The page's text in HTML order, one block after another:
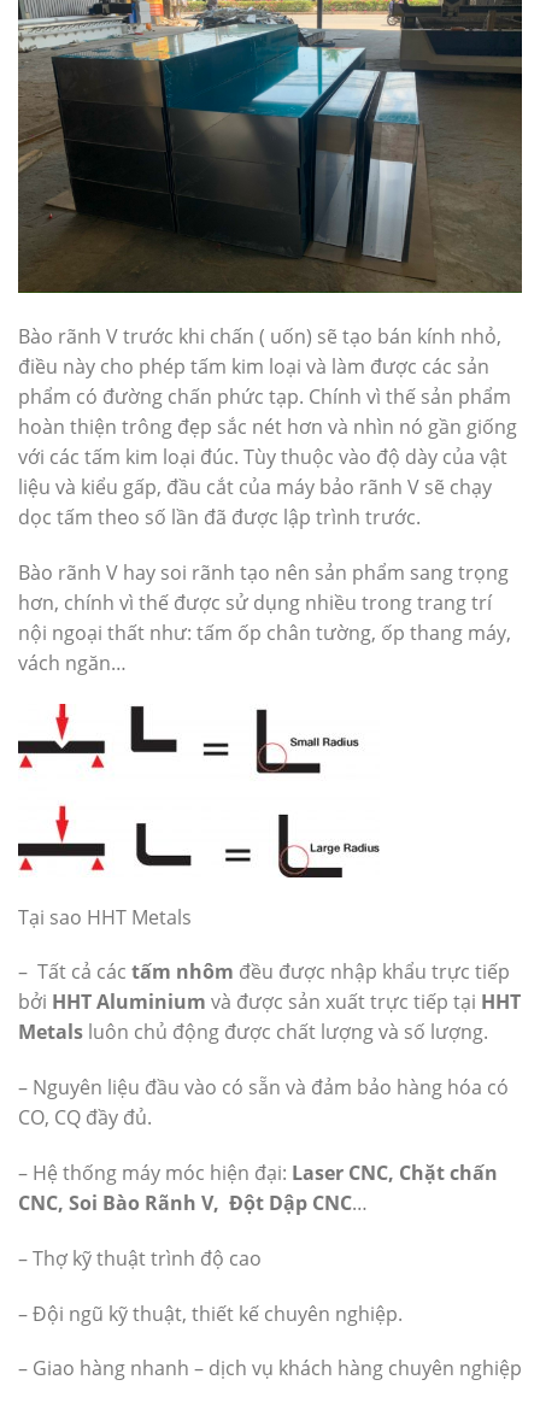
Bào rãnh V trước khi chấn ( uốn) sẽ tạo bán kính nhỏ,
điều này cho phép tấm kim loại và làm được các sản
phẩm có đường chấn phức tạp. Chính vì thế sản phẩm
hoàn thiện trông đẹp sắc nét hơn và nhìn nó gần giống
với các tấm kim loại đúc. Tùy thuộc vào độ dày của vật
liệu và kiểu gấp, đầu cắt của máy bảo rãnh V sẽ chạy
dọc tấm theo số lần đã được lập trình trước.
Bào rãnh V hay soi rãnh tạo nên sản phẩm sang trọng
hơn, chính vì thế được sử dụng nhiều trong trang trí
nội ngoại thất như: tấm ốp chân tường, ốp thang máy,
vách ngăn…
Tại sao HHT Metals
– Tất cả các tấm nhôm đều được nhập khẩu trực tiếp
bởi HHT Aluminium và được sản xuất trực tiếp tại HHT
Metals luôn chủ động được chất lượng và số lượng.
– Nguyên liệu đầu vào có sẵn và đảm bảo hàng hóa có
CO, CQ đầy đủ.
– Hệ thống máy móc hiện đại: Laser CNC, Chặt chấn
CNC, Soi Bào Rãnh V, Đột Dập CNC…
– Thợ kỹ thuật trình độ cao
– Đội ngũ kỹ thuật, thiết kế chuyên nghiệp.
– Giao hàng nhanh – dịch vụ khách hàng chuyên nghiệp